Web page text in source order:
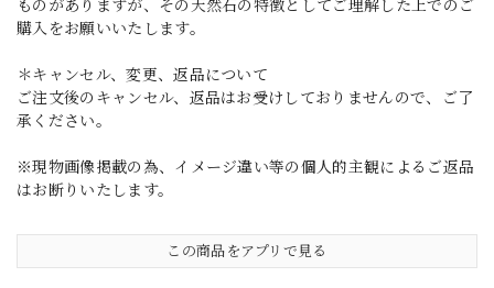
ものがありますが、その天然石の特徴としてご理解した上でのご
購入をお願いいたします。
＊キャンセル、変更、返品について
ご注文後のキャンセル、返品はお受けしておりませんので、ご了
承ください。
※現物画像掲載の為、イメージ違い等の個人的主観によるご返品
はお断りいたします。
この商品をアプリで見る